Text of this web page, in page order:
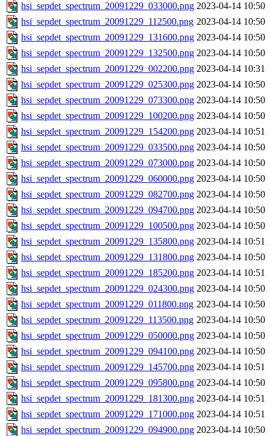
hsi_sepdet_spectrum_20091229_033000.png 2023-04-14 10:50
hsi_sepdet_spectrum_20091229_112500.png 2023-04-14 10:50
hsi_sepdet_spectrum_20091229_131600.png 2023-04-14 10:50
hsi_sepdet_spectrum_20091229_132500.png 2023-04-14 10:50
hsi_sepdet_spectrum_20091229_002200.png 2023-04-14 10:31
hsi_sepdet_spectrum_20091229_025300.png 2023-04-14 10:50
hsi_sepdet_spectrum_20091229_073300.png 2023-04-14 10:50
hsi_sepdet_spectrum_20091229_100200.png 2023-04-14 10:50
hsi_sepdet_spectrum_20091229_154200.png 2023-04-14 10:51
hsi_sepdet_spectrum_20091229_033500.png 2023-04-14 10:50
hsi_sepdet_spectrum_20091229_073000.png 2023-04-14 10:50
hsi_sepdet_spectrum_20091229_060000.png 2023-04-14 10:50
hsi_sepdet_spectrum_20091229_082700.png 2023-04-14 10:50
hsi_sepdet_spectrum_20091229_094700.png 2023-04-14 10:50
hsi_sepdet_spectrum_20091229_100500.png 2023-04-14 10:50
hsi_sepdet_spectrum_20091229_135800.png 2023-04-14 10:51
hsi_sepdet_spectrum_20091229_131800.png 2023-04-14 10:50
hsi_sepdet_spectrum_20091229_185200.png 2023-04-14 10:51
hsi_sepdet_spectrum_20091229_024300.png 2023-04-14 10:50
hsi_sepdet_spectrum_20091229_011800.png 2023-04-14 10:50
hsi_sepdet_spectrum_20091229_113500.png 2023-04-14 10:50
hsi_sepdet_spectrum_20091229_050000.png 2023-04-14 10:50
hsi_sepdet_spectrum_20091229_094100.png 2023-04-14 10:50
hsi_sepdet_spectrum_20091229_145700.png 2023-04-14 10:51
hsi_sepdet_spectrum_20091229_095800.png 2023-04-14 10:50
hsi_sepdet_spectrum_20091229_181300.png 2023-04-14 10:51
hsi_sepdet_spectrum_20091229_171000.png 2023-04-14 10:51
hsi_sepdet_spectrum_20091229_094900.png 2023-04-14 10:50